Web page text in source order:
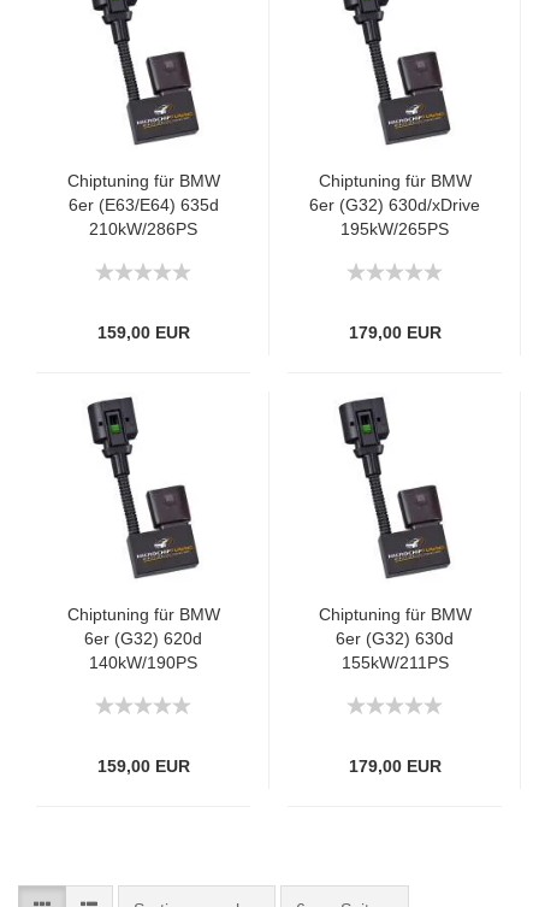
Chiptuning für BMW
6er (E63/E64) 635d
210kW/286PS
159,00 EUR
Chiptuning für BMW
6er (G32) 630d/xDrive
195kW/265PS
179,00 EUR
Chiptuning für BMW
6er (G32) 620d
140kW/190PS
159,00 EUR
Chiptuning für BMW
6er (G32) 630d
155kW/211PS
179,00 EUR